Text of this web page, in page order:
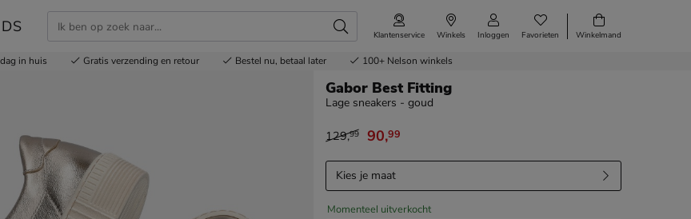
Klantenservice Winkels Inloggen Favorieten Winkelmand
in huis Gratis verzending en retour Bestel nu, betaal later 100+ Nelson winkels
Gabor Best Fitting
Lage sneakers - goud
van € 129,99 voor € 90,99
129,99 90,99
Kies je maat
Momenteel uitverkocht